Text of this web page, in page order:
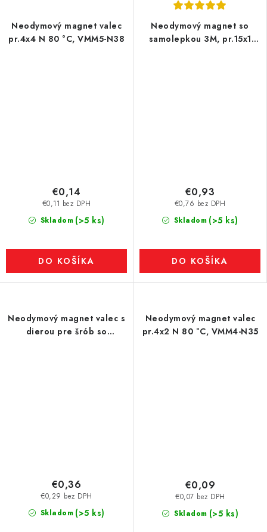
Neodymový magnet valec
pr.4x4 N 80 °C, VMM5-N38
Skladom (>5 ks)
€0,11 bez DPH
€0,14
DO KOŠÍKA
Neodymový magnet so
samolepkou 3M, pr.15x1
Skladom (>5 ks)
€0,76 bez DPH
€0,93
DO KOŠÍKA
Neodymový magnet valec s
dierou pre šrób so
Skladom (>5 ks)
€0,29 bez DPH
€0,36
Neodymový magnet valec
pr.4x2 N 80 °C, VMM4-N35
Skladom (>5 ks)
€0,07 bez DPH
€0,09